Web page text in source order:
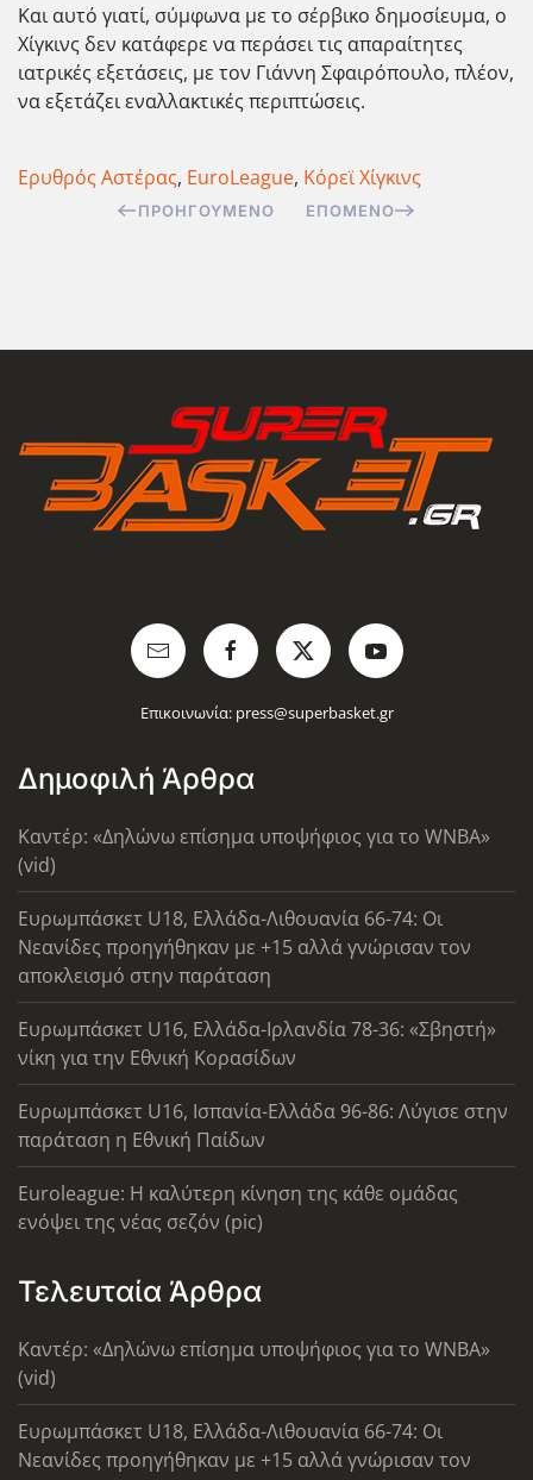
Και αυτό γιατί, σύμφωνα με το σέρβικο δημοσίευμα, ο
Χίγκινς δεν κατάφερε να περάσει τις απαραίτητες
ιατρικές εξετάσεις, με τον Γιάννη Σφαιρόπουλο, πλέον,
να εξετάζει εναλλακτικές περιπτώσεις.
Ερυθρός Αστέρας, EuroLeague, Κόρεϊ Χίγκινς
ΠΡΟΗΓΟΎΜΕΝΟ ΕΠΌΜΕΝΟ
Επικοινωνία: press@superbasket.gr
Δημοφιλή Άρθρα
Καντέρ: «Δηλώνω επίσημα υποψήφιος για το WNBA»
(vid)
Ευρωμπάσκετ U18, Ελλάδα-Λιθουανία 66-74: Οι
Νεανίδες προηγήθηκαν με +15 αλλά γνώρισαν τον
αποκλεισμό στην παράταση
Ευρωμπάσκετ U16, Ελλάδα-Ιρλανδία 78-36: «Σβηστή»
νίκη για την Εθνική Κορασίδων
Ευρωμπάσκετ U16, Ισπανία-Ελλάδα 96-86: Λύγισε στην
παράταση η Εθνική Παίδων
Euroleague: Η καλύτερη κίνηση της κάθε ομάδας
ενόψει της νέας σεζόν (pic)
Τελευταία Άρθρα
Καντέρ: «Δηλώνω επίσημα υποψήφιος για το WNBA»
(vid)
Ευρωμπάσκετ U18, Ελλάδα-Λιθουανία 66-74: Οι
Νεανίδες προηγήθηκαν με +15 αλλά γνώρισαν τον